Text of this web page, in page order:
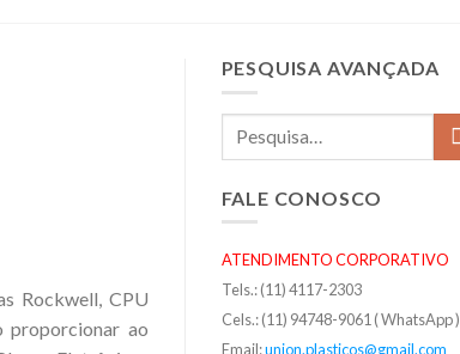
Rockwell, CPU
proporcionar ao
PESQUISA AVANÇADA
FALE CONOSCO
ATENDIMENTO CORPORATIVO
Tels.: (11) 4117-2303
Cels.: (11) 94748-9061 ( WhatsApp )
Email:union.plasticos@gmail.com